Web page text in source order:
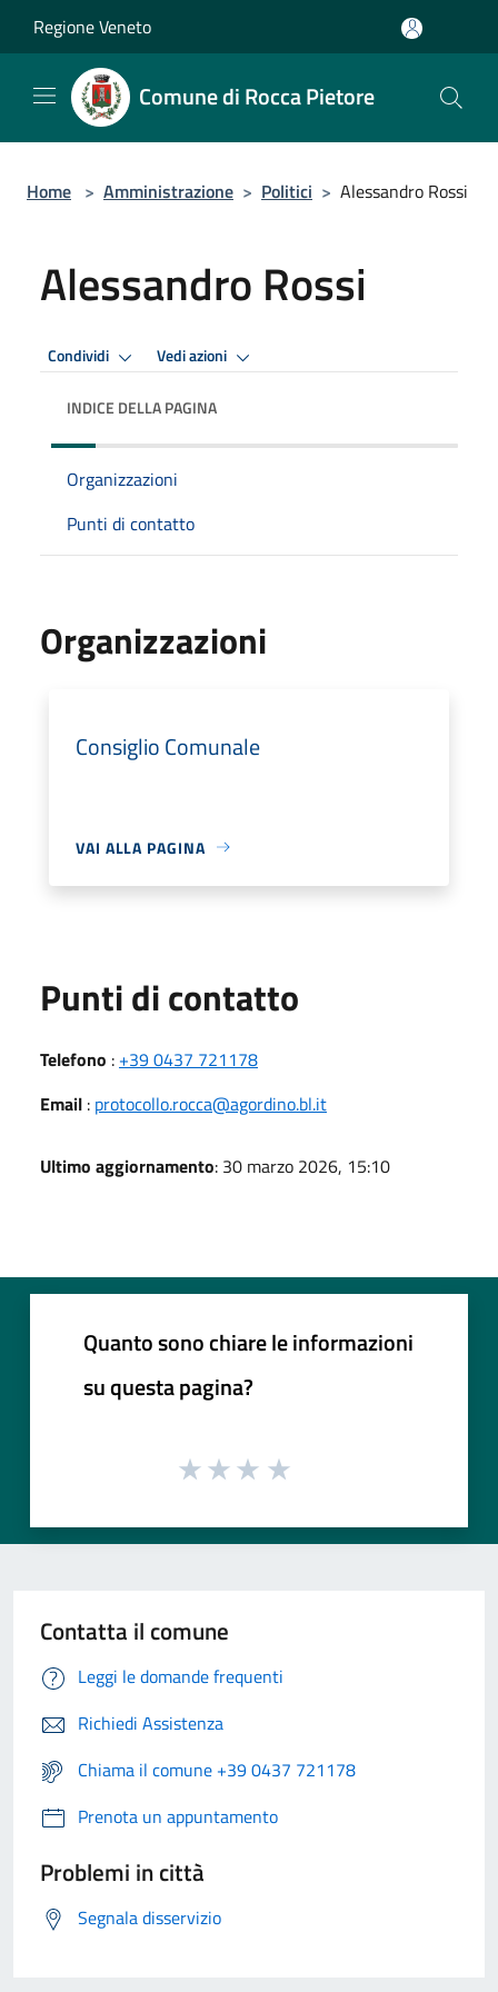
Regione Veneto
Comune di Rocca Pietore
Home > Amministrazione > Politici > Alessandro Rossi
Alessandro Rossi
Condividi Vedi azioni
INDICE DELLA PAGINA
Organizzazioni
Punti di contatto
Organizzazioni
Consiglio Comunale
VAI ALLA PAGINA
Punti di contatto
Telefono : +39 0437 721178
Email : protocollo.rocca@agordino.bl.it
Ultimo aggiornamento: 30 marzo 2026, 15:10
Quanto sono chiare le informazioni
su questa pagina?
Contatta il comune
Leggi le domande frequenti
Richiedi Assistenza
Chiama il comune +39 0437 721178
Prenota un appuntamento
Problemi in città
Segnala disservizio